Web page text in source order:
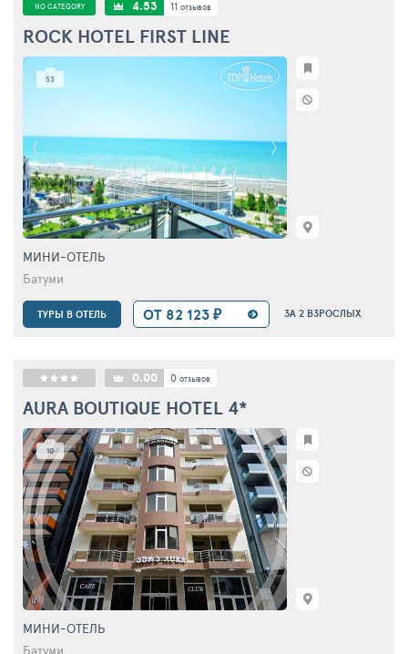
53
NO CATEGORY 4.53 11 отзывов
ROCK HOTEL FIRST LINE
МИНИ-ОТЕЛЬ
Батуми
ТУРЫ В ОТЕЛЬ ОТ 82 123 ₽ ЗА 2 ВЗРОСЛЫХ
10
0.00 0 отзывов
AURA BOUTIQUE HOTEL 4*
МИНИ-ОТЕЛЬ
Батуми